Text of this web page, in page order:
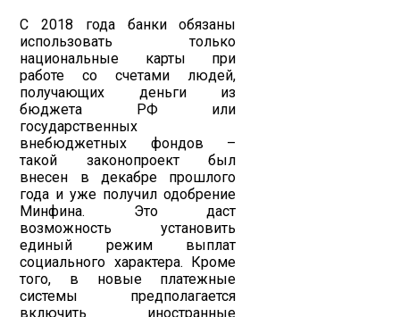
С 2018 года банки обязаны
использовать только
национальные карты при
работе со счетами людей,
получающих деньги из
бюджета РФ или
государственных
внебюджетных фондов –
такой законопроект был
внесен в декабре прошлого
года и уже получил одобрение
Минфина. Это даст
возможность установить
единый режим выплат
социального характера. Кроме
того, в новые платежные
системы предполагается
включить иностранные